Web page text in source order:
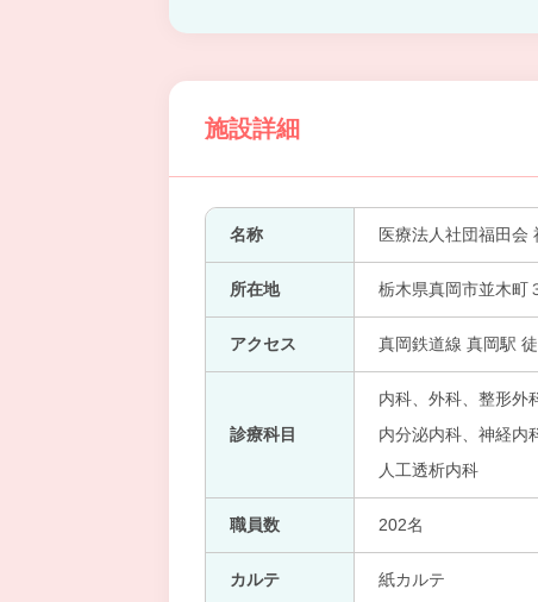
施設詳細
名称 医療法人社団福田会
所在地 栃木県真岡市並木町
アクセス 真岡鉄道線 真岡駅
診療科目
内科、外科、整形外
内分泌内科、神経内
人工透析内科
職員数 202名
カルテ 紙カルテ